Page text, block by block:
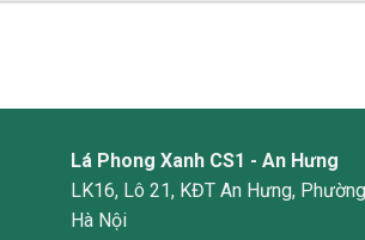
Lá Phong Xanh CS1 - An Hưng
LK16, Lô 21, KĐT An Hưng,
Hà Nội